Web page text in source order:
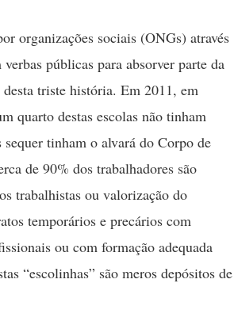
organizações sociais (ONGs) através
públicas para absorver parte da
triste história. Em 2011, em
quarto destas escolas não tinham
tinham o alvará do Corpo de
de 90% dos trabalhadores são
trabalhistas ou valorização do
temporários e precários com
ou com formação adequada
“escolinhas” são meros depósitos de